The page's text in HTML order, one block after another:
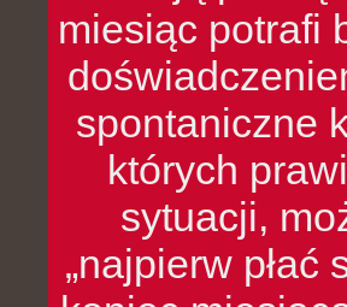
miesiąc potrafi
spontaniczne
których
sytuacji,
„najpierw płać